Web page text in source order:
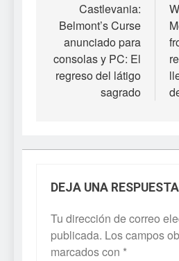
entradas
Castlevania:
Belmont’s Curse
anunciado para
consolas y PC: El
regreso del látigo
sagrado
DEJA UNA RESPUESTA
Tu dirección de correo
publicada. Los campos
marcados con *